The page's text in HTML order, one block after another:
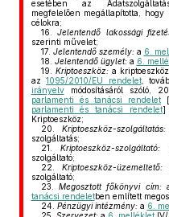
esetében az
megfelelően megállapította,
célokra;
16.
Jelentendő lakossági
szerinti művelet;
17. Jelentendő személy: a 6.
18. Jelentendő ügylet:a 6.
19.
Kriptoeszköz:a
az 1095/2010/EU rendelet,
irányelvmódosításáról szóló,
parlamenti és tanácsi rendelet
parlamenti és tanácsi rendelet]
Kriptoeszköz;
20.
Kriptoeszköz-szolgáltatás:
szolgáltatás;
21.
Kriptoeszköz-szolgáltató:
szolgáltató;
22.
Kriptoeszköz-üzemeltető:
szolgáltató;
23.
Megosztott főkönyvi cím:
tanácsi rendeletben említett
24. Pénzügyi intézmény: a 6.